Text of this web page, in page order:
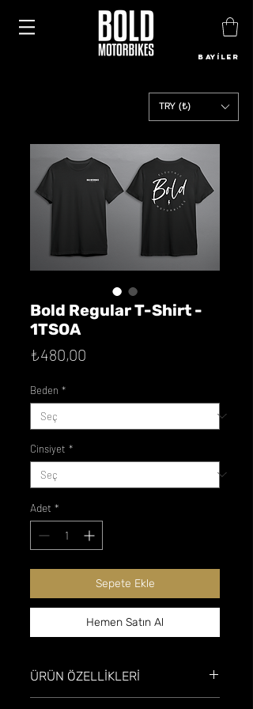
BAYİLER
TRY (₺)
Bold Regular T-Shirt -
1TSOA
₺480,00
Beden *
Cinsiyet *
Adet *
Sepete Ekle
Hemen Satın Al
ÜRÜN ÖZELLİKLERİ